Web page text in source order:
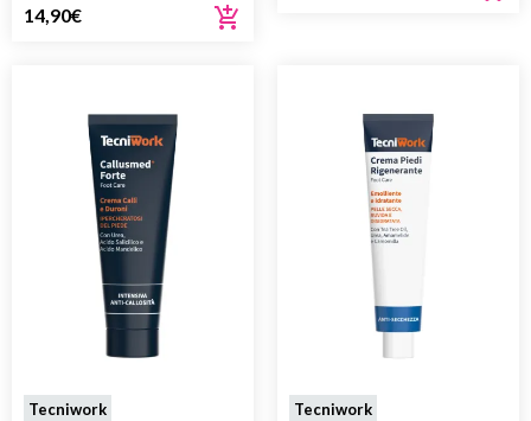
14,90€
Tecniwork Tecniwork